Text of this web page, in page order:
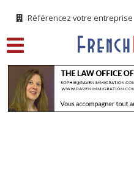
Référencez votre entreprise